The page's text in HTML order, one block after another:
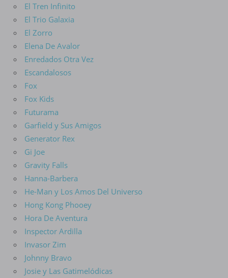
El Tren Infinito
El Trio Galaxia
El Zorro
Elena De Avalor
Enredados Otra Vez
Escandalosos
Fox
Fox Kids
Futurama
Garfield y Sus Amigos
Generator Rex
Gi Joe
Gravity Falls
Hanna-Barbera
He-Man y Los Amos Del Universo
Hong Kong Phooey
Hora De Aventura
Inspector Ardilla
Invasor Zim
Johnny Bravo
Josie y Las Gatimelódicas